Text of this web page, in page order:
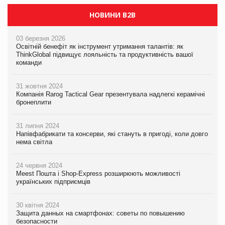
НОВИНИ B2B
03 березня 2026
Освітній бенефіт як інструмент утримання талантів: як
ThinkGlobal підвищує лояльність та продуктивність вашої
команди
31 жовтня 2024
Компанія Rarog Tactical Gear презентувала надлегкі керамічні
бронеплити
31 липня 2024
Напівфабрикати та консерви, які стануть в пригоді, коли довго
нема світла
24 червня 2024
Meest Пошта і Shop-Express розширюють можливості
українських підприємців
30 квітня 2024
Защита данных на смартфонах: советы по повышению
безопасности